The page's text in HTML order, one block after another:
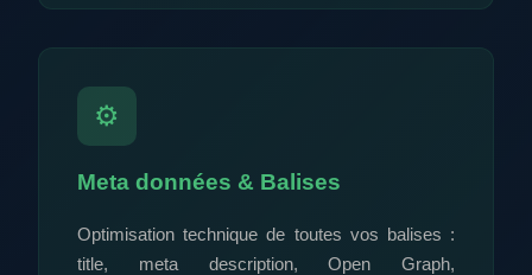
⚙️
Meta données & Balises
Optimisation technique de toutes vos balises :
title, meta description, Open Graph,